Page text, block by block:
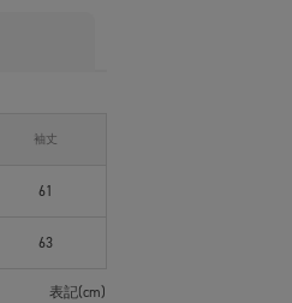
袖丈
61
63
表記(cm)